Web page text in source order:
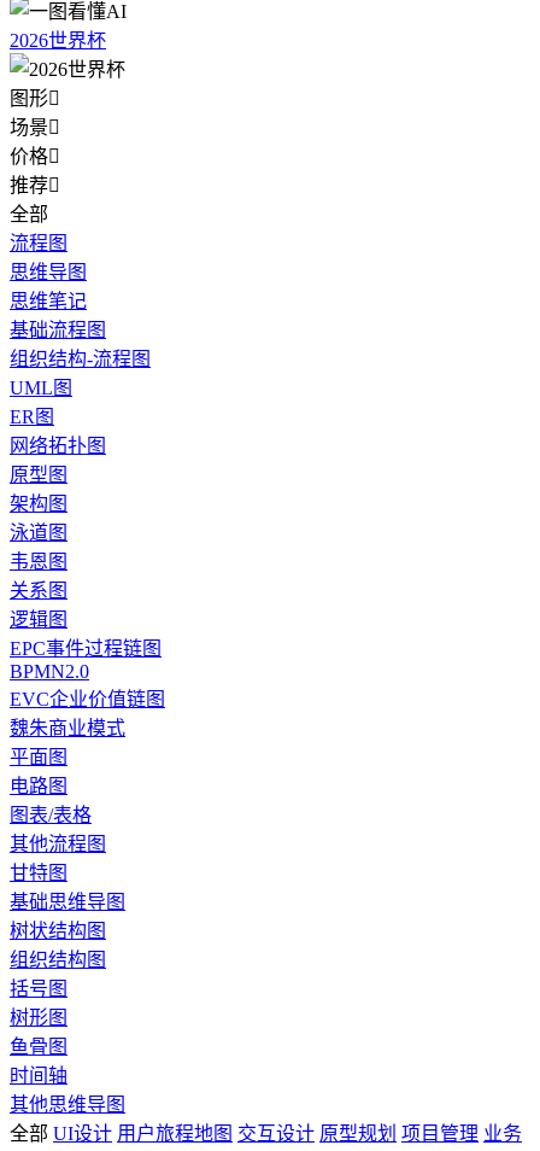
2026世界杯
图形
场景
价格
推荐
全部
流程图
思维导图
思维笔记
基础流程图
组织结构-流程图
UML图
ER图
网络拓扑图
原型图
架构图
泳道图
韦恩图
关系图
逻辑图
EPC事件过程链图
BPMN2.0
EVC企业价值链图
魏朱商业模式
平面图
电路图
图表/表格
其他流程图
甘特图
基础思维导图
树状结构图
组织结构图
括号图
树形图
鱼骨图
时间轴
其他思维导图
全部 UI设计 用户旅程地图 交互设计 原型规划 项目管理 业务